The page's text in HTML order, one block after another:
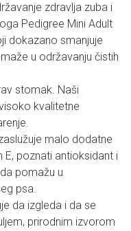
zdravlja zuba i
Pedigree Mini Adult
dokazano smanjuje
u održavanju čistih
stomak. Naši
kvalitetne
malo dodatne
poznati antioksidant i
pomažu u
psa.
da izgleda i da se
prirodnim izvorom